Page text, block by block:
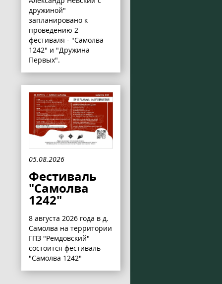
дружиной"
запланировано к
проведению 2
фестиваля - "Самолва
1242" и "Дружина
Первых".
05.08.2026
Фестиваль
"Самолва
1242"
8 августа 2026 года в д.
Самолва на территории
ГПЗ "Ремдовский"
состоится фестиваль
"Самолва 1242"